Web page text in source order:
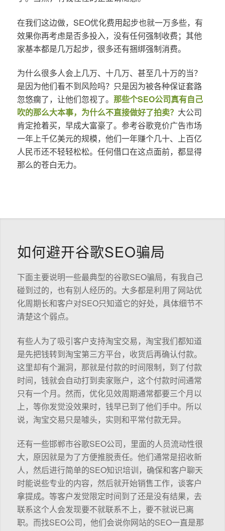
在我们这边做，SEO优化费用起步也就一万多些，有
效果你再考虑是否多投入，没有任何强制收费；其他
家基本都是几万起步，很多还有捆绑强制消费。
为什么很多人会上几万、十几万、甚至几十万的当？
是因为他们看不到风险吗？只是因为被各种保证套路
忽悠瘸了，让他们忽视了。 那些个SEO公司真有自己
吹的那么大本事，为什么不直接做好了拍卖？ 大公司
肯定抢着买，早成大富豪了。参考谷歌竞价广告市场
一年上千亿美元的规模，他们一年赚个几十、上百亿
人民币还不轻轻松松。任何借口在这点面前，都显得
那么的苍白无力。
如何避开谷歌SEO骗局
下面主要说明一些最典型的谷歌SEO骗局，有我自己
碰到过的，也有别人经历的。大多都是利用了网站优
化周期长和客户对SEO只知道它的好处，具体细节不
清楚这个弱点。
有些人为了吸引客户支持淘宝交易，淘宝我们都知道
是先把钱转到淘宝第三方平台，收货后再确认付款。
这里却有个漏洞，那就是付款的时间限制，到了付款
时间，钱就会自动打到卖家账户，这个付款时间通常
只有一个月。然而，优化见效周期通常都要三个月以
上，等你发觉没效果时，钱早已到了他们手中。所以
说，淘宝交易只是噱头，实则和平常付款无异。
还有一些邯郸市谷歌SEO公司，里面的人员流动性很
大，原因就是为了方便推脱责任。他们通常是招收新
人，然后进行简单的SEO知识培训，确保和客户聊天
时能说些专业的内容，然后就开始销售工作，谈客户
拿提成。等客户发觉限定时间到了还是没有结果，去
联系这个人会发现要不就联系不上，要不就说已离
职。而找SEO公司，他们会说你网站的SEO一直是那